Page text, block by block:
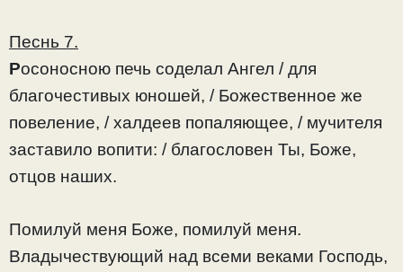
Песнь 7.
Росоносною печь соделал Ангел / для
благочестивых юношей, / Божественное же
повеление, / халдеев попаляющее, / мучителя
заставило вопити: / благословен Ты, Боже,
отцов наших.
Помилуй меня Боже, помилуй меня.
Владычествующий над всеми веками Господь,